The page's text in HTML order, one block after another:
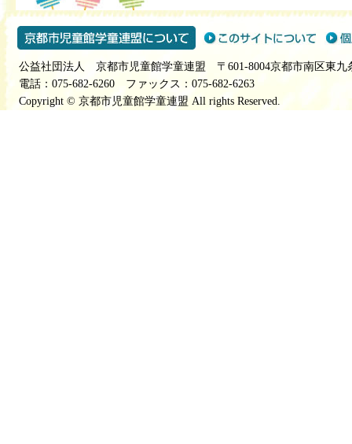
公益社団法人 京都市児童館学童連盟 〒601-8004京都市南区東九
電話：075-682-6260 ファックス：075-682-6263
Copyright © 京都市児童館学童連盟 All rights Reserved.